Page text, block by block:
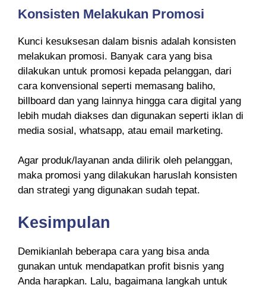
Konsisten Melakukan Promosi
Kunci kesuksesan dalam bisnis adalah konsisten
melakukan promosi. Banyak cara yang bisa
dilakukan untuk promosi kepada pelanggan, dari
cara konvensional seperti memasang baliho,
billboard dan yang lainnya hingga cara digital yang
lebih mudah diakses dan digunakan seperti iklan di
media sosial, whatsapp, atau email marketing.
Agar produk/layanan anda dilirik oleh pelanggan,
maka promosi yang dilakukan haruslah konsisten
dan strategi yang digunakan sudah tepat.
Kesimpulan
Demikianlah beberapa cara yang bisa anda
gunakan untuk mendapatkan profit bisnis yang
Anda harapkan. Lalu, bagaimana langkah untuk